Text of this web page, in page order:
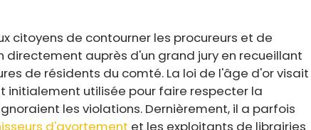
citoyens de contourner les procureurs et de
auprès d'un grand jury en recueillant
de résidents du comté. La loi de l'âge d'or visait
utilisée pour faire respecter la
les violations. Dernièrement, il a parfois
d'avortement et les exploitants de librairies